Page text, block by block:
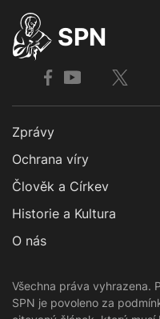
SPN
Zprávy
Ochrana víry
Člověk a Církev
Historie a Kultura
O nás
Všechna práva vyhrazena.
SPN je povoleno za